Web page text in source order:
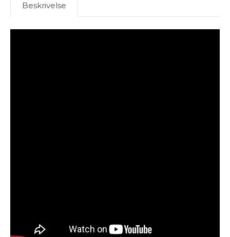
Beskrivelse